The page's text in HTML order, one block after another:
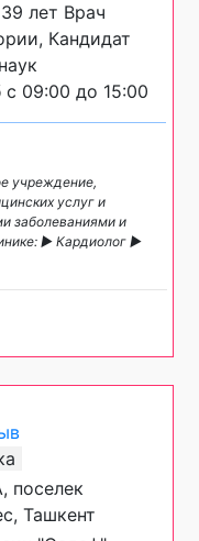
лет Врач
Кандидат
09:00 до 15:00
учреждение,
услуг и
заболеваниями и
► Кардиолог ►
поселек
Ташкент